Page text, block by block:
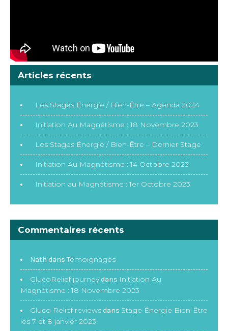
Articles récents
Les Stages Énergie / Bien-Être – Agenda 2024
Initiation Au Magnétisme : 18 Novembre 2023
Les Stages Énergie / Bien-Être – Dernier Stage
Initiation Au Magnétisme : 14 Octobre 2023
Initiation au Magnétisme : 1er Octobre 2023
Commentaires récents
Nath dansTémoignages
GlucoRelief journey dans Initiation Au
Magnétisme : 18 Novembre 2023
Gluco Relief reviews dans Stage Énergie Bien-Être
les 7 et 8 janvier 2023